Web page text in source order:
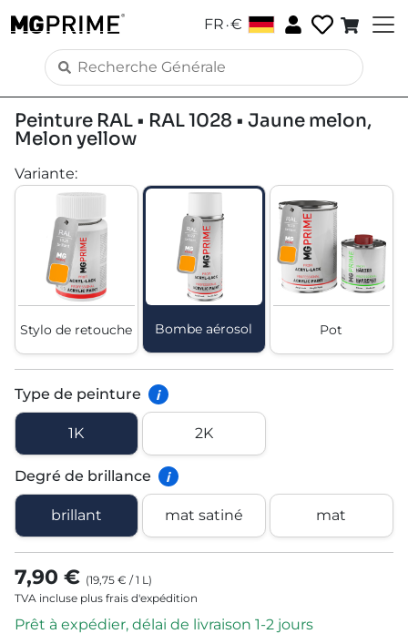
FR .€
Peinture RAL • RAL 1028 • Jaune melon,
Melon yellow
Variante:
Stylo de retouche Bombe aérosol Pot
Type de peinture i
1K 2K
Degré de brillance i
brillant mat satiné mat
7,90 € (19,75 € /1 L )
TVA incluse plus frais d'expédition
Prêt à expédier, délai de livraison 1-2 jours